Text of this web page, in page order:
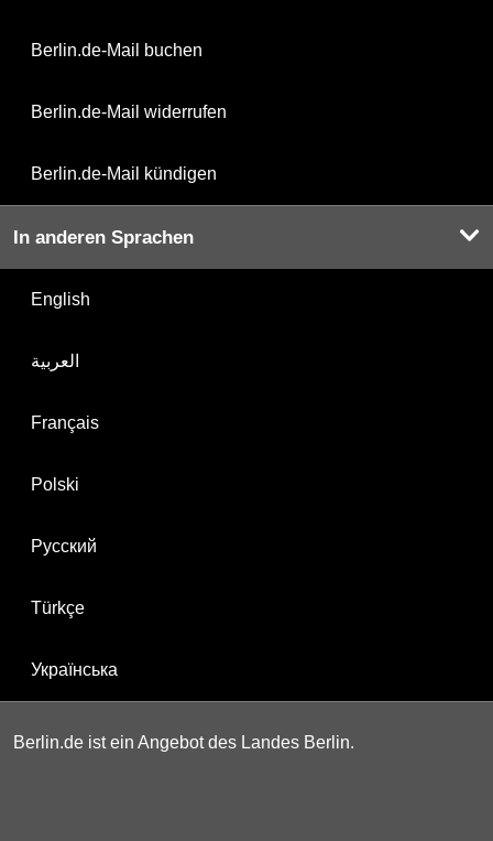
Berlin.de-Mail buchen
Berlin.de-Mail widerrufen
Berlin.de-Mail kündigen
In anderen Sprachen
English
العربية
Français
Polski
Русский
Türkçe
Українська
Berlin.de ist ein Angebot des Landes Berlin.